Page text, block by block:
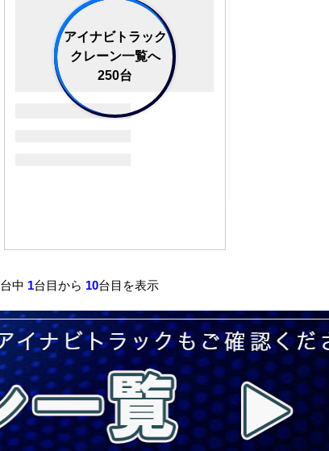
アイナビトラック
クレーン一覧へ
250台
台中 1台目から 10台目を表示